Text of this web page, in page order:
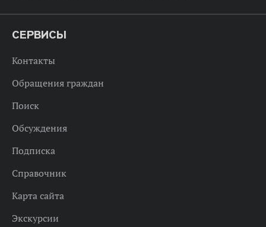
СЕРВИСЫ
Контакты
Обращения граждан
Поиск
Обсуждения
Подписка
Справочник
Карта сайта
Экскурсии